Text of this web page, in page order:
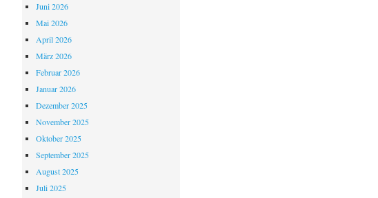
Juni 2026
Mai 2026
April 2026
März 2026
Februar 2026
Januar 2026
Dezember 2025
November 2025
Oktober 2025
September 2025
August 2025
Juli 2025